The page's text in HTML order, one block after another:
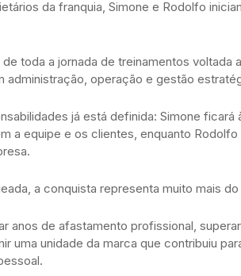
da franquia, Simone e Rodolfo
toda a jornada de treinamentos voltada
administração, operação e gestão
já está definida: Simone
a equipe e os clientes, enquanto
a conquista representa muito mais
anos de afastamento profissional,
uma unidade da marca que contribuiu